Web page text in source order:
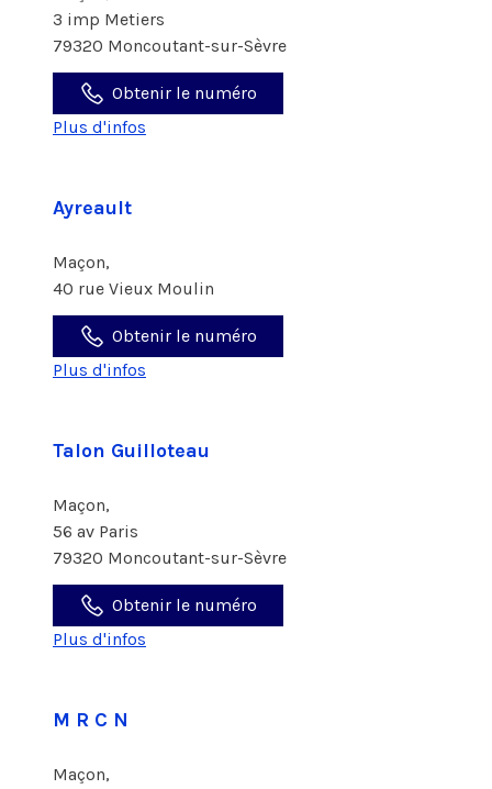
3 imp Metiers
79320 Moncoutant-sur-Sèvre
Obtenir le numéro
Plus d'infos
Ayreault
Maçon,
40 rue Vieux Moulin
Obtenir le numéro
Plus d'infos
Talon Guilloteau
Maçon,
56 av Paris
79320 Moncoutant-sur-Sèvre
Obtenir le numéro
Plus d'infos
M R C N
Maçon,